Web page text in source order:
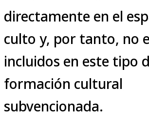
directamente en el
culto y, por tanto, no
incluidos en este tipo
formación cultural
subvencionada.